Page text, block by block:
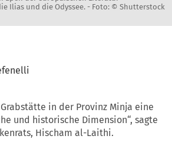
Ilias und die Odyssee. - Foto: © Shutterstock
in der Provinz Minja eine
und historische Dimension“, sagte
Hischam al-Laithi.